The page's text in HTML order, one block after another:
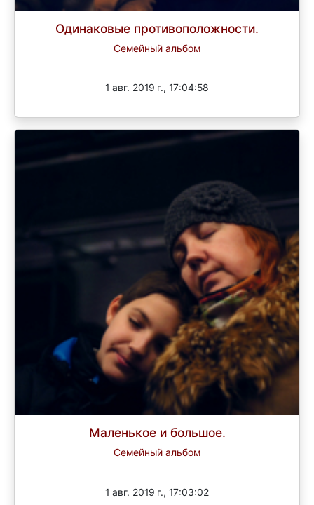
Одинаковые противоположности.
Семейный альбом
1 авг. 2019 г., 17:04:58
Маленькое и большое.
Семейный альбом
1 авг. 2019 г., 17:03:02